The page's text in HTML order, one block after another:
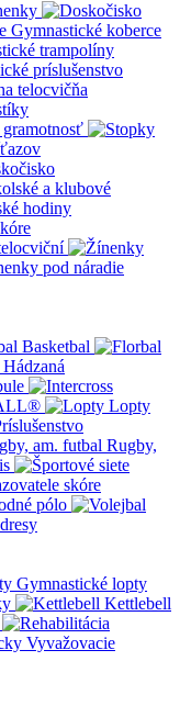
Gymnastické koberce
trampolíny
príslušenstvo
telocvičňa
a klubové
hodiny
pod náradie
Basketbal
Hádzaná
Lopty
Rugby,
pólo
Gymnastické lopty
Kettlebell
Vyvažovacie